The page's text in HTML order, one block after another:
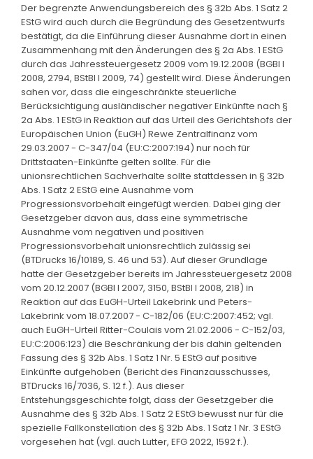
Der begrenzte Anwendungsbereich des § 32b Abs. 1 Satz 2
EStG wird auch durch die Begründung des Gesetzentwurfs
bestätigt, da die Einführung dieser Ausnahme dort in einen
Zusammenhang mit den Änderungen des § 2a Abs. 1 EStG
durch das Jahressteuergesetz 2009 vom 19.12.2008 (BGBl I
2008, 2794, BStBl I 2009, 74) gestellt wird. Diese Änderungen
sahen vor, dass die eingeschränkte steuerliche
Berücksichtigung ausländischer negativer Einkünfte nach §
2a Abs. 1 EStG in Reaktion auf das Urteil des Gerichtshofs der
Europäischen Union (EuGH) Rewe Zentralfinanz vom
29.03.2007 - C-347/04 (EU:C:2007:194) nur noch für
Drittstaaten-Einkünfte gelten sollte. Für die
unionsrechtlichen Sachverhalte sollte stattdessen in § 32b
Abs. 1 Satz 2 EStG eine Ausnahme vom
Progressionsvorbehalt eingefügt werden. Dabei ging der
Gesetzgeber davon aus, dass eine symmetrische
Ausnahme vom negativen und positiven
Progressionsvorbehalt unionsrechtlich zulässig sei
(BTDrucks 16/10189, S. 46 und 53). Auf dieser Grundlage
hatte der Gesetzgeber bereits im Jahressteuergesetz 2008
vom 20.12.2007 (BGBl I 2007, 3150, BStBl I 2008, 218) in
Reaktion auf das EuGH-Urteil Lakebrink und Peters-
Lakebrink vom 18.07.2007 - C-182/06 (EU:C:2007:452; vgl.
auch EuGH-Urteil Ritter-Coulais vom 21.02.2006 - C-152/03,
EU:C:2006:123) die Beschränkung der bis dahin geltenden
Fassung des § 32b Abs. 1 Satz 1 Nr. 5 EStG auf positive
Einkünfte aufgehoben (Bericht des Finanzausschusses,
BTDrucks 16/7036, S. 12 f.). Aus dieser
Entstehungsgeschichte folgt, dass der Gesetzgeber die
Ausnahme des § 32b Abs. 1 Satz 2 EStG bewusst nur für die
spezielle Fallkonstellation des § 32b Abs. 1 Satz 1 Nr. 3 EStG
vorgesehen hat (vgl. auch Lutter, EFG 2022, 1592 f.).